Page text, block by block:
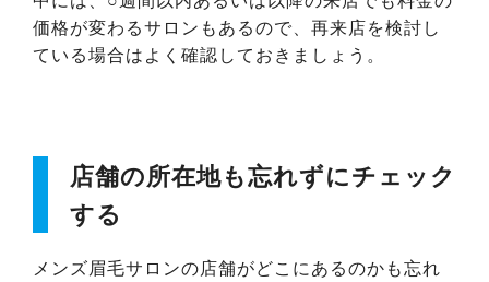
価格が変わるサロンもあるので、再来店を検討し
ている場合はよく確認しておきましょう。
店舗の所在地も忘れずにチェック
する
メンズ眉毛サロンの店舗がどこにあるのかも忘れ